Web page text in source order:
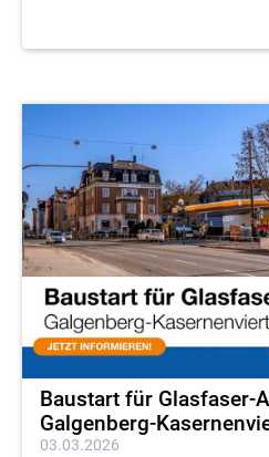
Baustart für Glasfaser-
Galgenberg-
03.03.2026